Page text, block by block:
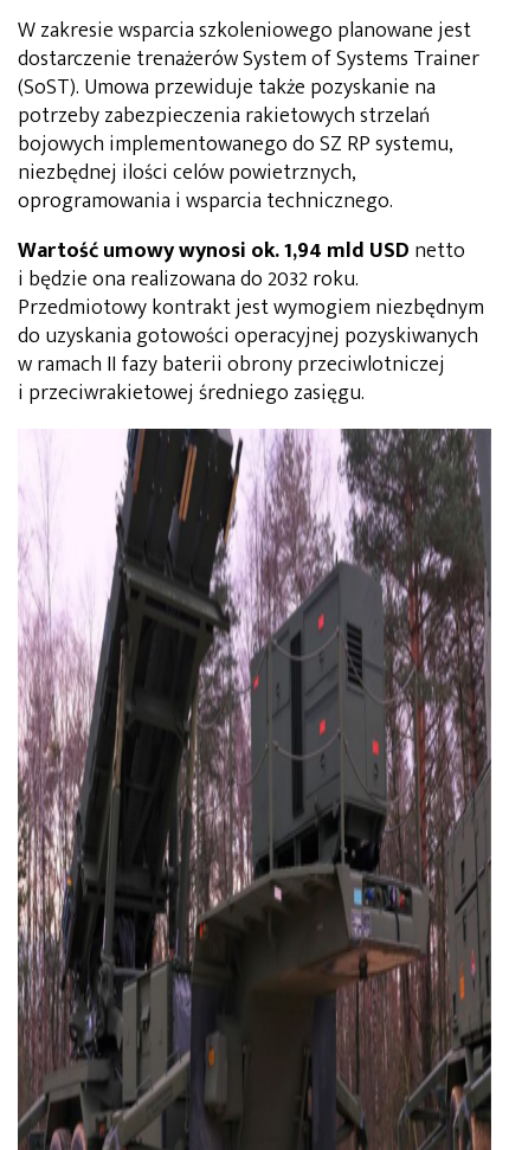
W zakresie wsparcia szkoleniowego planowane jest
dostarczenie trenażerów System of Systems Trainer
(SoST). Umowa przewiduje także pozyskanie na
potrzeby zabezpieczenia rakietowych strzelań
bojowych implementowanego do SZ RP systemu,
niezbędnej ilości celów powietrznych,
oprogramowania i wsparcia technicznego.
Wartość umowy wynosi ok. 1,94 mld USD netto
i będzie ona realizowana do 2032 roku.
Przedmiotowy kontrakt jest wymogiem niezbędnym
do uzyskania gotowości operacyjnej pozyskiwanych
w ramach II fazy baterii obrony przeciwlotniczej
i przeciwrakietowej średniego zasięgu.